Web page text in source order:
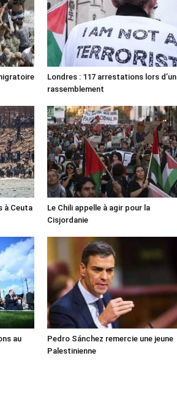
Londres : 117 arrestations lors d’un
rassemblement
à Ceuta
Le Chili appelle à agir pour la
Cisjordanie
au
Pedro Sánchez remercie une jeune
Palestinienne